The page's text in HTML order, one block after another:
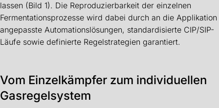
lassen (Bild 1). Die Reproduzierbarkeit der einzelnen
Fermentationsprozesse wird dabei durch an die Applikation
angepasste Automationslösungen, standardisierte CIP/SIP-
Läufe sowie definierte Regelstrategien garantiert.
Vom Einzelkämpfer zum individuellen
Gasregelsystem